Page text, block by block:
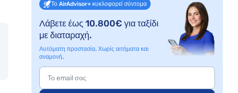
Το AirAdvisor+ κυκλοφορεί σύντομα
Λάβετε έως 10.800€ για ταξίδι
με διαταραχή.
Αυτόματη προστασία. Χωρίς αιτήματα και
αναμονή.